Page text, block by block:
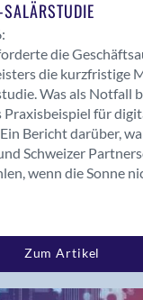
die
die kurzfristige
Was als Notfall
Praxisbeispiel für
Bericht darüber,
Schweizer
wenn die Sonne
Zum Artikel